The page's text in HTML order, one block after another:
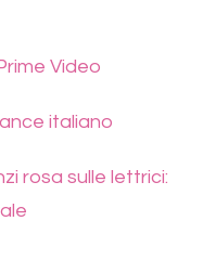
Video
italiano
rosa sulle lettrici: